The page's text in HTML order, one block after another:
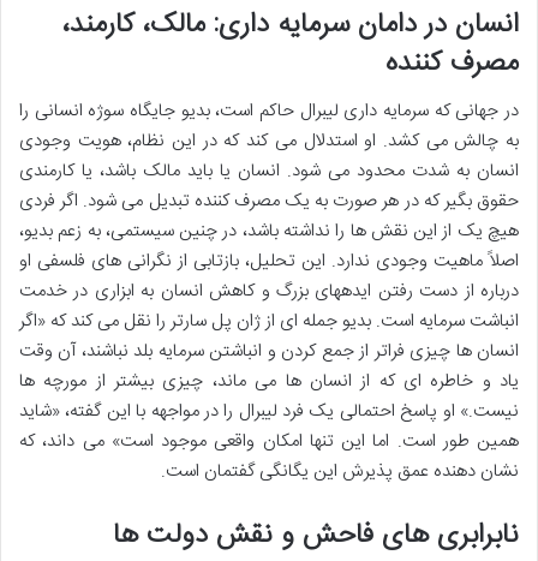
انسان در دامان سرمایه داری: مالک، کارمند،
مصرف کننده
در جهانی که سرمایه داری لیبرال حاکم است، بدیو جایگاه سوژه انسانی را
به چالش می کشد. او استدلال می کند که در این نظام، هویت وجودی
انسان به شدت محدود می شود. انسان یا باید مالک باشد، یا کارمندی
حقوق بگیر که در هر صورت به یک مصرف کننده تبدیل می شود. اگر فردی
هیچ یک از این نقش ها را نداشته باشد، در چنین سیستمی، به زعم بدیو،
اصلاً ماهیت وجودی ندارد. این تحلیل، بازتابی از نگرانی های فلسفی او
درباره از دست رفتن ایدههای بزرگ و کاهش انسان به ابزاری در خدمت
انباشت سرمایه است. بدیو جمله ای از ژان پل سارتر را نقل می کند که «اگر
انسان ها چیزی فراتر از جمع کردن و انباشتن سرمایه بلد نباشند، آن وقت
یاد و خاطره ای که از انسان ها می ماند، چیزی بیشتر از مورچه ها
نیست.» او پاسخ احتمالی یک فرد لیبرال را در مواجهه با این گفته، «شاید
همین طور است. اما این تنها امکان واقعی موجود است» می داند، که
نشان دهنده عمق پذیرش این یگانگی گفتمان است.
نابرابری های فاحش و نقش دولت ها